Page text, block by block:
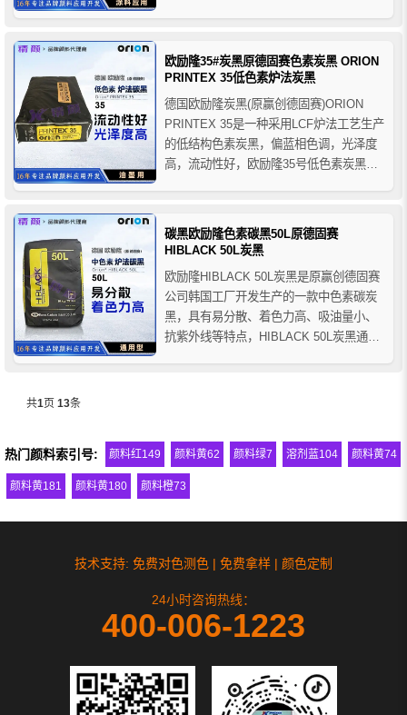
度)和粒子大小一般分为高色素炭黑、中色
素炭黑、普通色素炭黑和低色素炭黑四
欧励隆35#炭黑原德固赛色素炭黑 ORION
PRINTEX 35低色素炉法炭黑
德国欧励隆炭黑(原赢创德固赛)ORION
PRINTEX 35是一种采用LCF炉法工艺生产
的低结构色素炭黑，偏蓝相色调，光泽度
高，流动性好，欧励隆35号低色素炭黑适
其价格比较低，所以也适合高添加量的色
母粒中使用。
碳黑欧励隆色素碳黑50L原德固赛
HIBLACK 50L炭黑
欧励隆HIBLACK 50L炭黑是原赢创德固赛
公司韩国工厂开发生产的一款中色素碳炭
黑，具有易分散、着色力高、吸油量小、
抗紫外线等特点，HIBLACK 50L炭黑通过
共1页 13条
热门颜料索引号: 颜料红149 颜料黄62 颜料绿7 溶剂蓝104 颜料黄74
颜料黄181 颜料黄180 颜料橙73
技术支持: 免费对色测色 | 免费拿样 | 颜色定制
24小时咨询热线：
400-006-1223